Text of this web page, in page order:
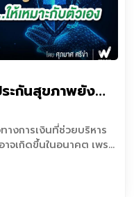
ะกันสุขภาพยัง
างการเงินที่ช่วยบริหาร
จเกิดขึ้นในอนาคต เพราะ
น การซื้อประกันสุขภาพ
เสี่ยงแต่การเลือกซื้อ